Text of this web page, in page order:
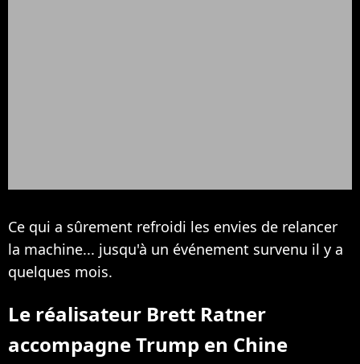
Ce qui a sûrement refroidi les envies de relancer
la machine... jusqu'à un événement survenu il y a
quelques mois.
Le réalisateur Brett Ratner
accompagne Trump en Chine